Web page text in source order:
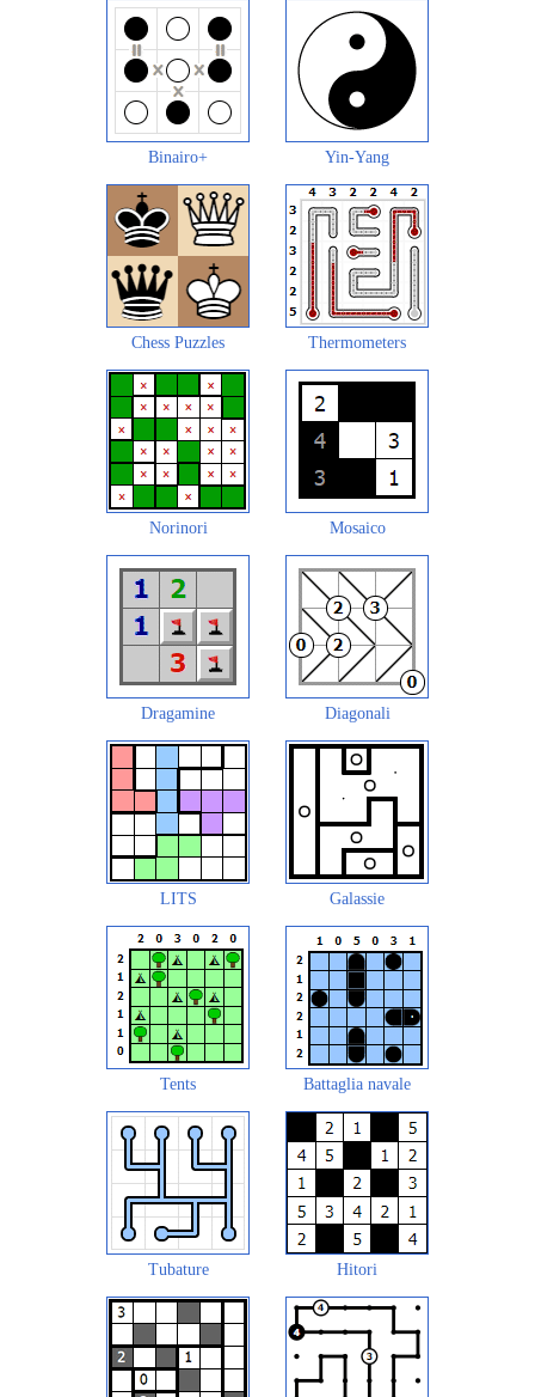
Binairo+ Yin-Yang
Chess Puzzles Thermometers
Norinori Mosaico
Dragamine Diagonali
LITS Galassie
Tents Battaglia navale
Tubature Hitori